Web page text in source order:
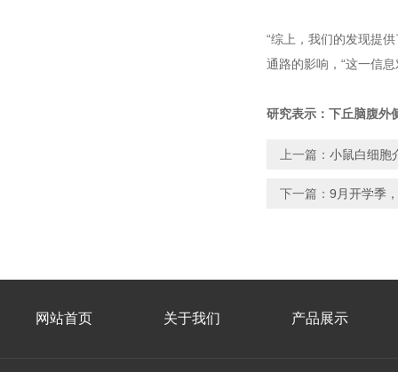
“综上，我们的发现提
通路的影响，“这一信
研究表示：下丘脑腹外
上一篇： 小鼠白细胞
下一篇： 9月开学季
网站首页 关于我们 产品展示